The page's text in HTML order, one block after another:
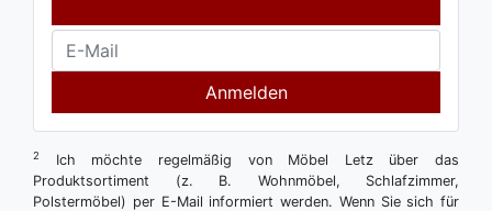
Anmelden
2
Ich möchte regelmäßig von Möbel Letz über das
Produktsortiment (z. B. Wohnmöbel, Schlafzimmer,
Polstermöbel) per E-Mail informiert werden. Wenn Sie sich für